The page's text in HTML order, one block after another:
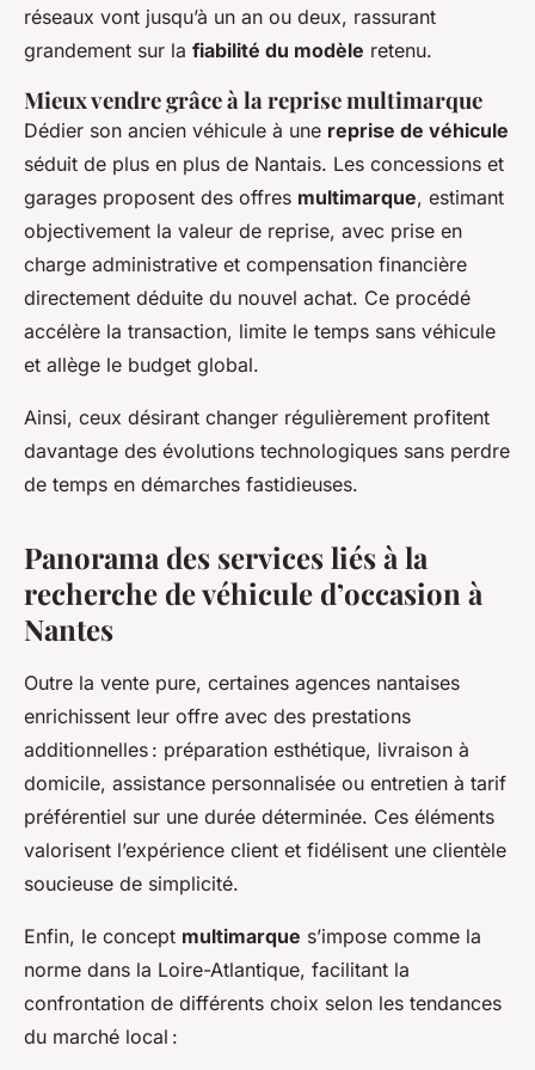
réseaux vont jusqu’à un an ou deux, rassurant
grandement sur la fiabilité du modèle retenu.
Mieux vendre grâce à la reprise multimarque
Dédier son ancien véhicule à une reprise de véhicule
séduit de plus en plus de Nantais. Les concessions et
garages proposent des offres multimarque, estimant
objectivement la valeur de reprise, avec prise en
charge administrative et compensation financière
directement déduite du nouvel achat. Ce procédé
accélère la transaction, limite le temps sans véhicule
et allège le budget global.
Ainsi, ceux désirant changer régulièrement profitent
davantage des évolutions technologiques sans perdre
de temps en démarches fastidieuses.
Panorama des services liés à la
recherche de véhicule d’occasion à
Nantes
Outre la vente pure, certaines agences nantaises
enrichissent leur offre avec des prestations
additionnelles : préparation esthétique, livraison à
domicile, assistance personnalisée ou entretien à tarif
préférentiel sur une durée déterminée. Ces éléments
valorisent l’expérience client et fidélisent une clientèle
soucieuse de simplicité.
Enfin, le concept multimarque s’impose comme la
norme dans la Loire-Atlantique, facilitant la
confrontation de différents choix selon les tendances
du marché local :